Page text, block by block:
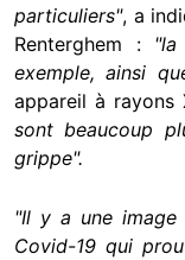
particuliers", a
Renterghem :"la
exemple, ainsi
appareil à rayons
sont beaucoup
grippe".
"Il y a une image
Covid-19 qui